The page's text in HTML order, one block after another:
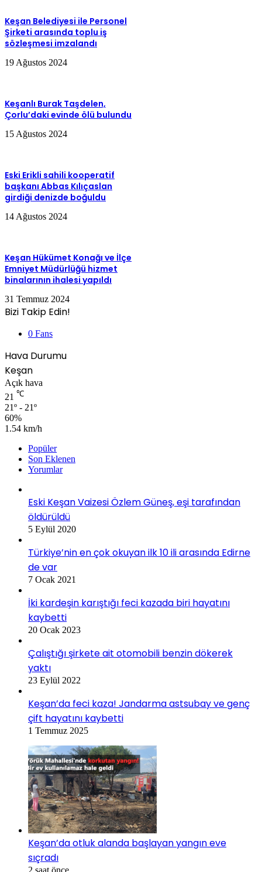
Keşan Belediyesi ile Personel
Şirketi arasında toplu iş
sözleşmesi imzalandı
19 Ağustos 2024
Keşanlı Burak Taşdelen,
Çorlu’daki evinde ölü bulundu
15 Ağustos 2024
Eski Erikli sahili kooperatif
başkanı Abbas Kılıçaslan
girdiği denizde boğuldu
14 Ağustos 2024
Keşan Hükümet Konağı ve İlçe
Emniyet Müdürlüğü hizmet
binalarının ihalesi yapıldı
31 Temmuz 2024
Bizi Takip Edin!
0 Fans
Hava Durumu
Keşan
Açık hava
21 ℃
21º - 21º
60%
1.54 km/h
Popüler
Son Eklenen
Yorumlar
Eski Keşan Vaizesi Özlem Güneş, eşi tarafından
öldürüldü
5 Eylül 2020
Türkiye’nin en çok okuyan ilk 10 ili arasında Edirne
de var
7 Ocak 2021
İki kardeşin karıştığı feci kazada biri hayatını
kaybetti
20 Ocak 2023
Çalıştığı şirkete ait otomobili benzin dökerek
yaktı
23 Eylül 2022
Keşan’da feci kaza! Jandarma astsubay ve genç
çift hayatını kaybetti
1 Temmuz 2025
Keşan’da otluk alanda başlayan yangın eve
sıçradı
2 saat önce